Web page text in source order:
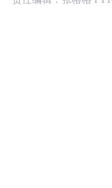
将为比以往